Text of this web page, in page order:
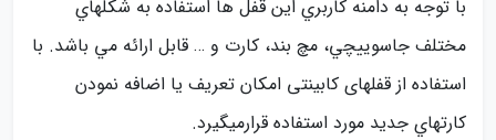
با توجه به دامنه كاربري اين قفل ها استفاده به شكلهاي
مختلف جاسوييچي، مچ بند، كارت و … قابل ارائه مي باشد. با
استفاده از قفلهای کابینتی امكان تعريف يا اضافه نمودن
كارتهاي جديد مورد استفاده قرارمیگیرد.